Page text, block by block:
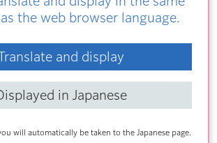
as the web browser language.
and display
in Japanese
will automatically be taken to the Japanese page.